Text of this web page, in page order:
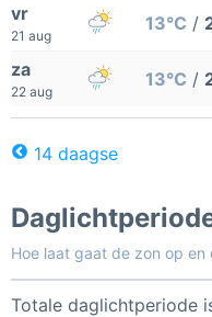
vr
21 aug
13°C /
za
22 aug
13°C /
14 daagse
Hoe laat gaat de zon op en
Totale daglichtperiode